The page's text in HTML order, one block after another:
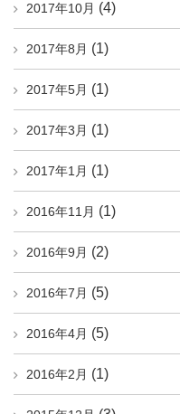
2017年10月 (4)
2017年8月 (1)
2017年5月 (1)
2017年3月 (1)
2017年1月 (1)
2016年11月 (1)
2016年9月 (2)
2016年7月 (5)
2016年4月 (5)
2016年2月 (1)